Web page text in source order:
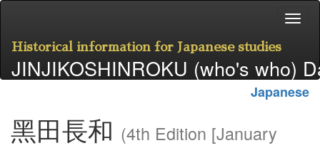
Historical information for Japanese studies
JINJIKOSHINROKU (who's who)
Japanese
黑田長和 (4th Edition [January